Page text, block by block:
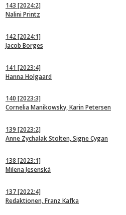
143 [2024:2]
Nalini Printz
142[2024:1]
Jacob Borges
141 [2023:4]
Hanna Holgaard
140 [2023:3]
Cornelia Manikowsky, Karin Petersen
139 [2023:2]
Anne Zychalak Stolten, Signe Cygan
138 [2023:1]
Milena Jesenská
137[2022:4]
Redaktionen, Franz Kafka